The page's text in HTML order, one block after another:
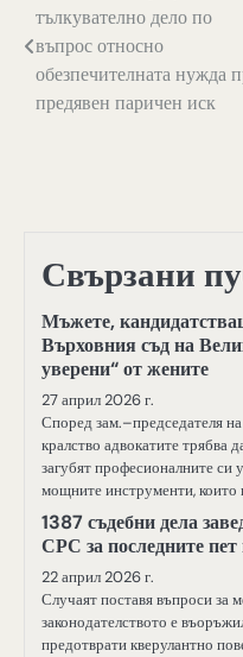
тълкувателно дело по
въпрос относно
обезпечителната нужда
предявен паричен иск
Свързани
Мъжете,
Върховния съд на
уверени“ от жените
27 април 2026 г.
Според зам.–председателя
кралство адвокатите трябва
загубят професионалните си
мощните инструменти, които
1387 съдебни дела
СРС за последните пет
22 април 2026 г.
Случаят поставя въпроси за
законодателството е
предотврати кверулантно